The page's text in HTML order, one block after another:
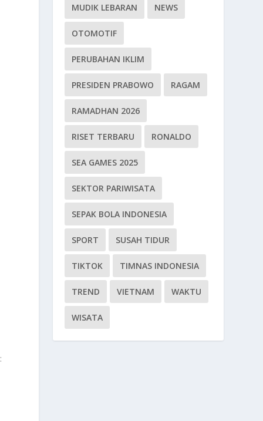
MUDIK LEBARAN NEWS
OTOMOTIF
PERUBAHAN IKLIM
PRESIDEN PRABOWO RAGAM
RAMADHAN 2026
RISET TERBARU RONALDO
SEA GAMES 2025
SEKTOR PARIWISATA
SEPAK BOLA INDONESIA
SPORT SUSAH TIDUR
TIKTOK TIMNAS INDONESIA
TREND VIETNAM WAKTU
WISATA